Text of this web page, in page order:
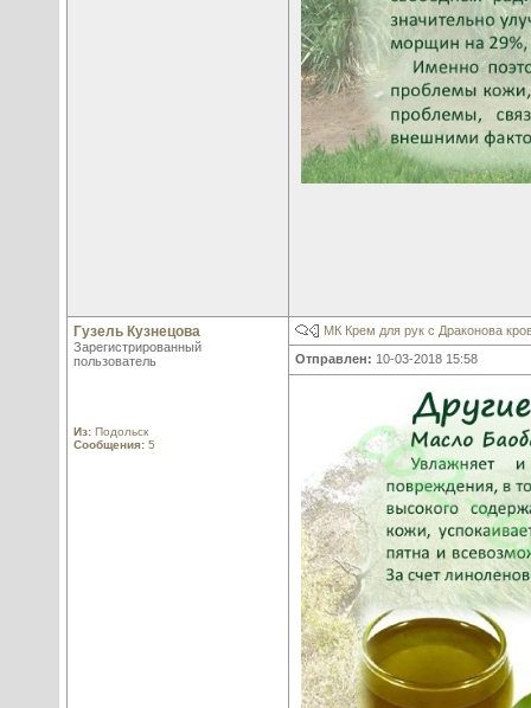
Гузель Кузнецова
Зарегистрированный
пользователь
Из: Подольск
Сообщения: 5
МК Крем для рук с Драконова
Отправлен: 10-03-2018 15:58